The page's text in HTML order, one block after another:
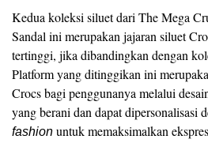
Kedua koleksi siluet dari The Mega
Sandal ini merupakan jajaran siluet
tertinggi, jika dibandingkan dengan
Platform yang ditinggikan ini
Crocs bagi penggunanya melalui
yang berani dan dapat dipersonalisasi
fashion untuk memaksimalkan